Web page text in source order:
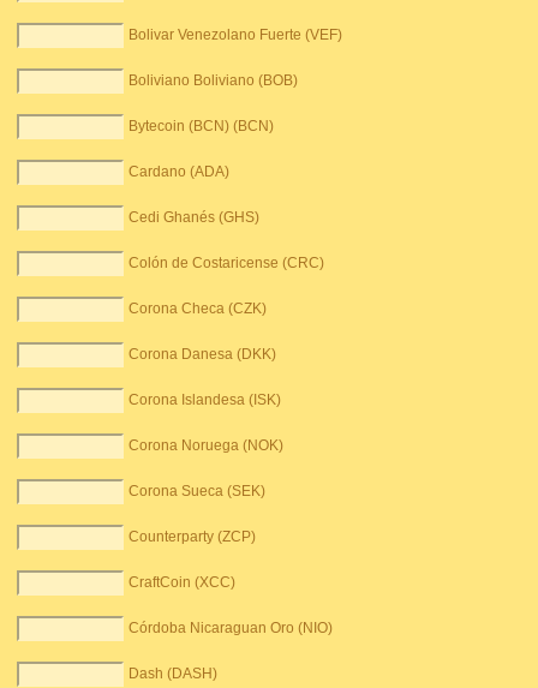
Bolivar Venezolano Fuerte (VEF)
Boliviano Boliviano (BOB)
Bytecoin (BCN) (BCN)
Cardano (ADA)
Cedi Ghanés (GHS)
Colón de Costaricense (CRC)
Corona Checa (CZK)
Corona Danesa (DKK)
Corona Islandesa (ISK)
Corona Noruega (NOK)
Corona Sueca (SEK)
Counterparty (ZCP)
CraftCoin (XCC)
Córdoba Nicaraguan Oro (NIO)
Dash (DASH)